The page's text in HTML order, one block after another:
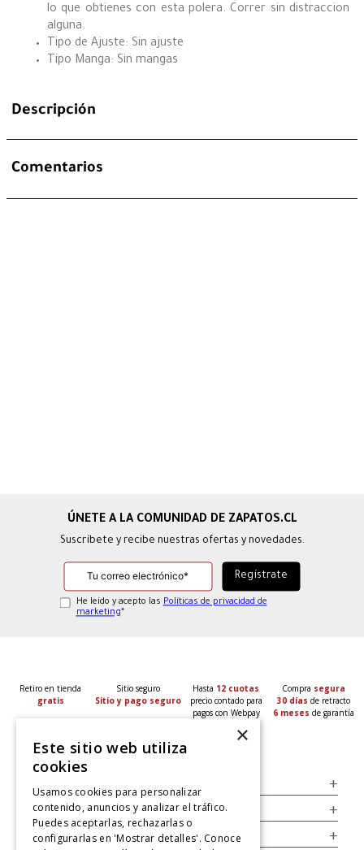
lo que obtienes con esta polera. Correr sin distraccion
alguna.
Tipo de Ajuste: Sin ajuste
Tipo Manga: Sin mangas
Descripción
Comentarios
Suscríbete y recibe nuestras ofertas y novedades.
He leído y acepto las Políticas de privacidad de
marketing*
Retiro en tienda
gratis
Sitio seguro
Sitio y pago seguro
Hasta 12 cuotas
precio contado para
pagos con Webpay
Compra segura
30 días de retracto
6 meses de garantía
+
Legal +
Cuenta +
×
Este sitio web utiliza
cookies
Usamos cookies para personalizar
contenido, anuncios y analizar el tráfico.
Puedes aceptarlas, rechazarlas o
configurarlas en 'Mostrar detalles'. Conoce